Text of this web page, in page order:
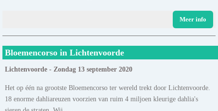
Meer info
Bloemencorso in Lichtenvoorde
Lichtenvoorde - Zondag 13 september 2020
Het op één na grootste Bloemencorso ter wereld trekt door Lichtenvoorde.
18 enorme dahliareuzen voorzien van ruim 4 miljoen kleurige dahlia's